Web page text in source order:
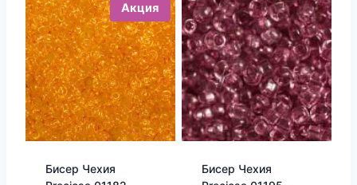
Акция
Бисер Чехия
Бисер Чехия